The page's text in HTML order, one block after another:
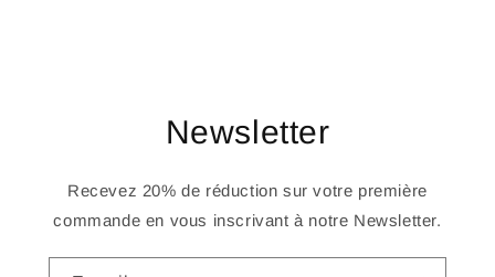
Newsletter
Recevez 20% de réduction sur votre première
commande en vous inscrivant à notre Newsletter.